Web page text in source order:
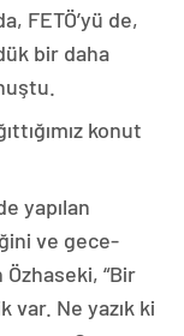
FETÖ’yü de,
bir daha
konut
yapılan
ve gece-
Özhaseki, “Bir
Ne yazık ki